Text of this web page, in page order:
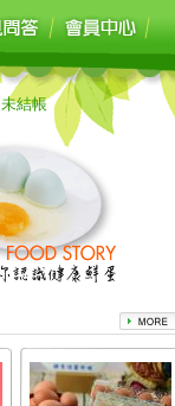
未結帳